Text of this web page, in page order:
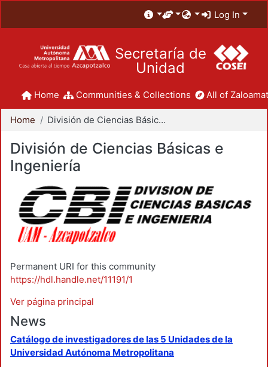
Log In
Secretaría de
Unidad
Home Communities & Collections All of
Home División de Ciencias Básicas e Ingeniería
División de Ciencias Básicas e
Ingeniería
Permanent URI for this community
https://hdl.handle.net/11191/1
Ver página principal
News
Catálogo de investigadores de las 5 Unidades de la
Universidad Autónoma Metropolitana